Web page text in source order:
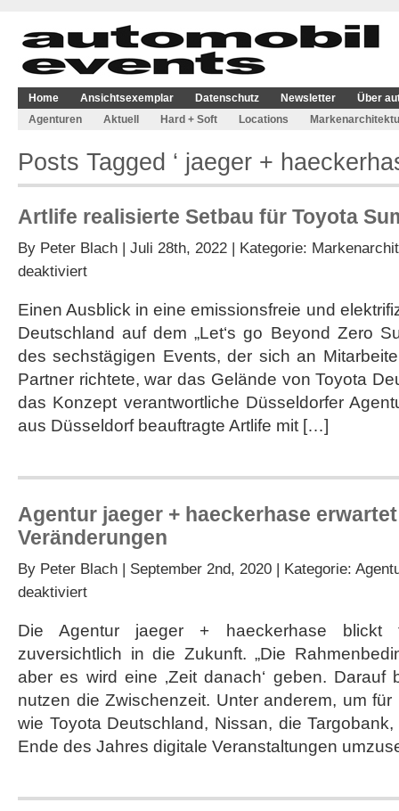
Home Ansichtsexemplar Datenschutz Newsletter
Über
Agenturen
Aktuell Hard + Soft Locations
Posts Tagged ‘ jaeger +
Artlife realisierte Setbau für Toyota
By Peter Blach | Juli 28th, 2022 | Kategorie:
deaktiviertfür
Setbau
für
Summit
in
Einen Ausblick in eine emissionsfreie und
Deutschland auf dem „Let‘s go Beyond Zero
des sechstägigen Events, der sich an
Partner richtete, war das Gelände von Toyota
das Konzept verantwortliche Düsseldorfer
aus Düsseldorf beauftragte Artlife mit […]
Agentur jaeger + haeckerhase
Veränderungen
By Peter Blach | September 2nd, 2020 | Kategorie:
deaktiviertfür
+
haeckerhase
elementare
Veränderungen
Die Agentur jaeger + haeckerhase blickt
zuversichtlich in die Zukunft. „Die
aber es wird eine ‚Zeit danach‘ geben.
nutzen die Zwischenzeit. Unter anderem, um
wie Toyota Deutschland, Nissan, die
Ende des Jahres digitale Veranstaltungen